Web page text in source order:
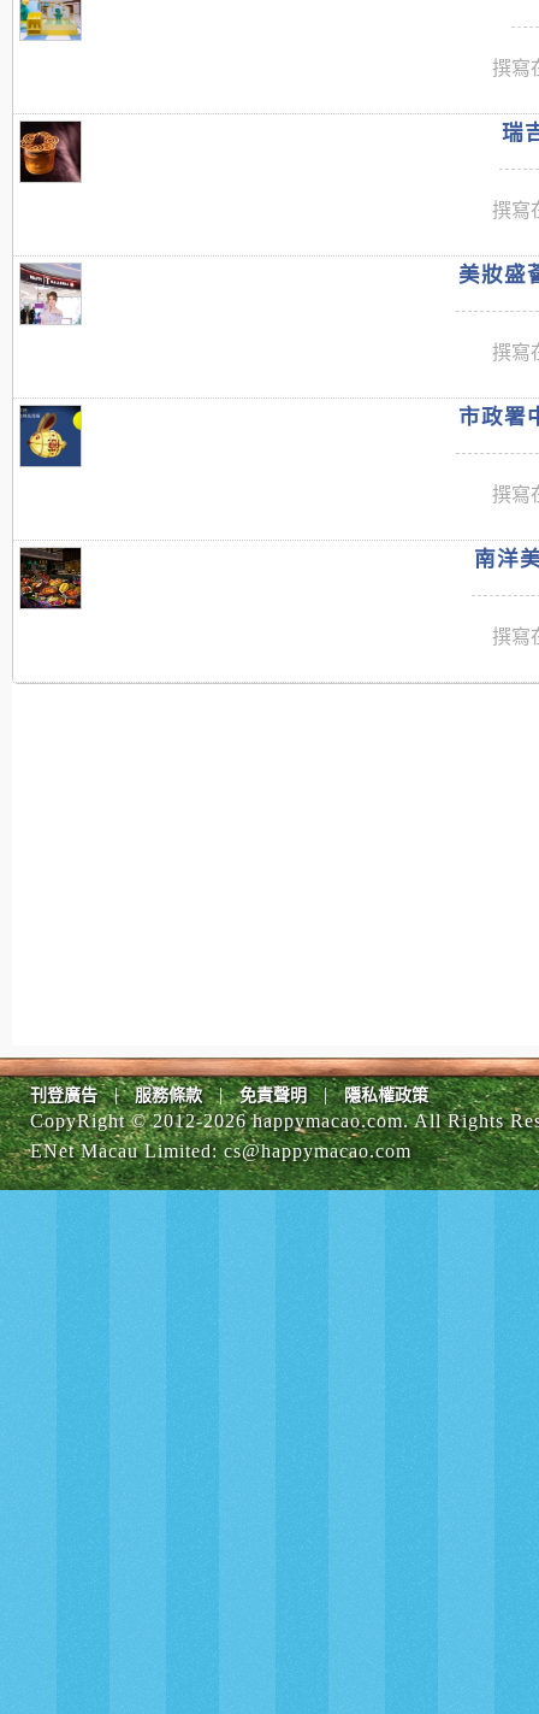
撰寫
瑞
撰寫
美妝盛
撰寫
市政署
撰寫
南洋
撰寫
刊登廣告 | 服務條款 | 免責聲明 | 隱私權政策
CopyRight © 2012-2026 happymacao.com. All Rights
ENet Macau Limited:cs@happymacao.com